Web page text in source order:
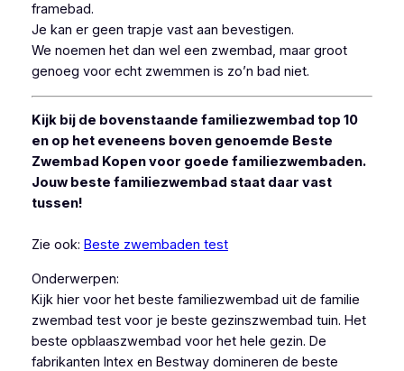
framebad.
Je kan er geen trapje vast aan bevestigen.
We noemen het dan wel een zwembad, maar groot
genoeg voor echt zwemmen is zo’n bad niet.
Kijk bij de bovenstaande familiezwembad top 10
en op het eveneens boven genoemde Beste
Zwembad Kopen voor goede familiezwembaden.
Jouw beste familiezwembad staat daar vast
tussen!
Zie ook: Beste zwembaden test
Onderwerpen:
Kijk hier voor het beste familiezwembad uit de familie
zwembad test voor je beste gezinszwembad tuin. Het
beste opblaaszwembad voor het hele gezin. De
fabrikanten Intex en Bestway domineren de beste